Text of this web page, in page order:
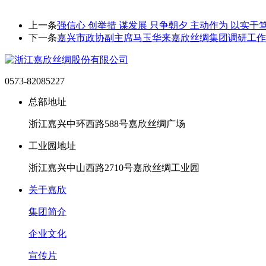
上一条强信心 创举措 谋发展 只争朝夕 主动作为 以实干
下一条嘉兴市政协副主席马玉华来嘉欣丝绸集团调研工作
0573-82085227
总部地址
浙江嘉兴中环西路588号嘉欣丝绸广场
工业园地址
浙江嘉兴中山西路2710号嘉欣丝绸工业园
关于嘉欣
集团简介
企业文化
宣传片